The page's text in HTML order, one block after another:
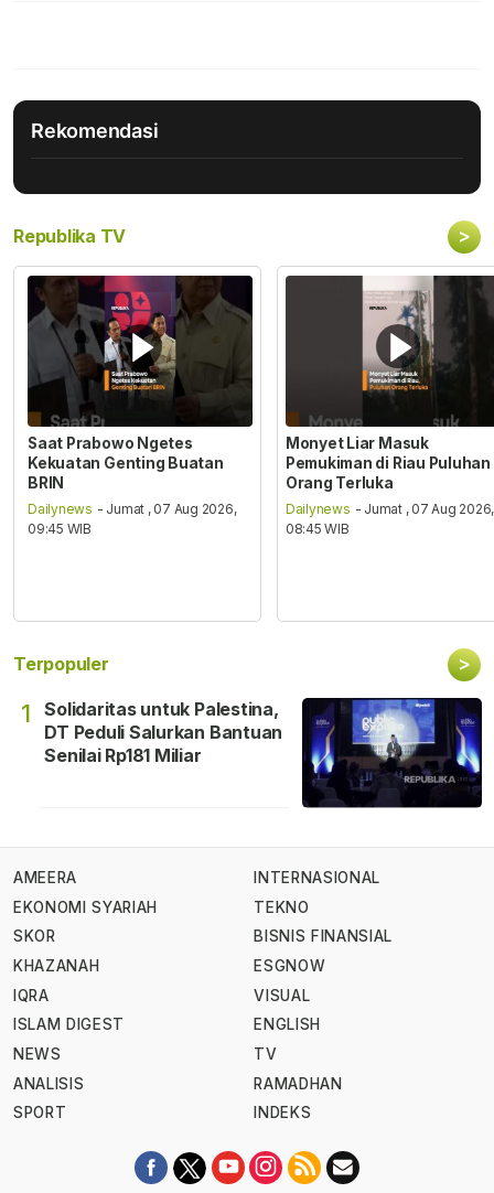
Rekomendasi
Republika TV >
Saat Prabowo Ngetes
Kekuatan Genting Buatan
BRIN
Dailynews - Jumat , 07 Aug 2026,
09:45 WIB
Monyet Liar Masuk
Pemukiman di Riau Puluhan
Orang Terluka
Dailynews - Jumat , 07 Aug 2026,
08:45 WIB
Terpopuler >
1
Solidaritas untuk Palestina,
DT Peduli Salurkan Bantuan
Senilai Rp181 Miliar
AMEERA
EKONOMI SYARIAH
SKOR
KHAZANAH
IQRA
ISLAM DIGEST
NEWS
ANALISIS
SPORT
INTERNASIONAL
TEKNO
BISNIS FINANSIAL
ESGNOW
VISUAL
ENGLISH
TV
RAMADHAN
INDEKS